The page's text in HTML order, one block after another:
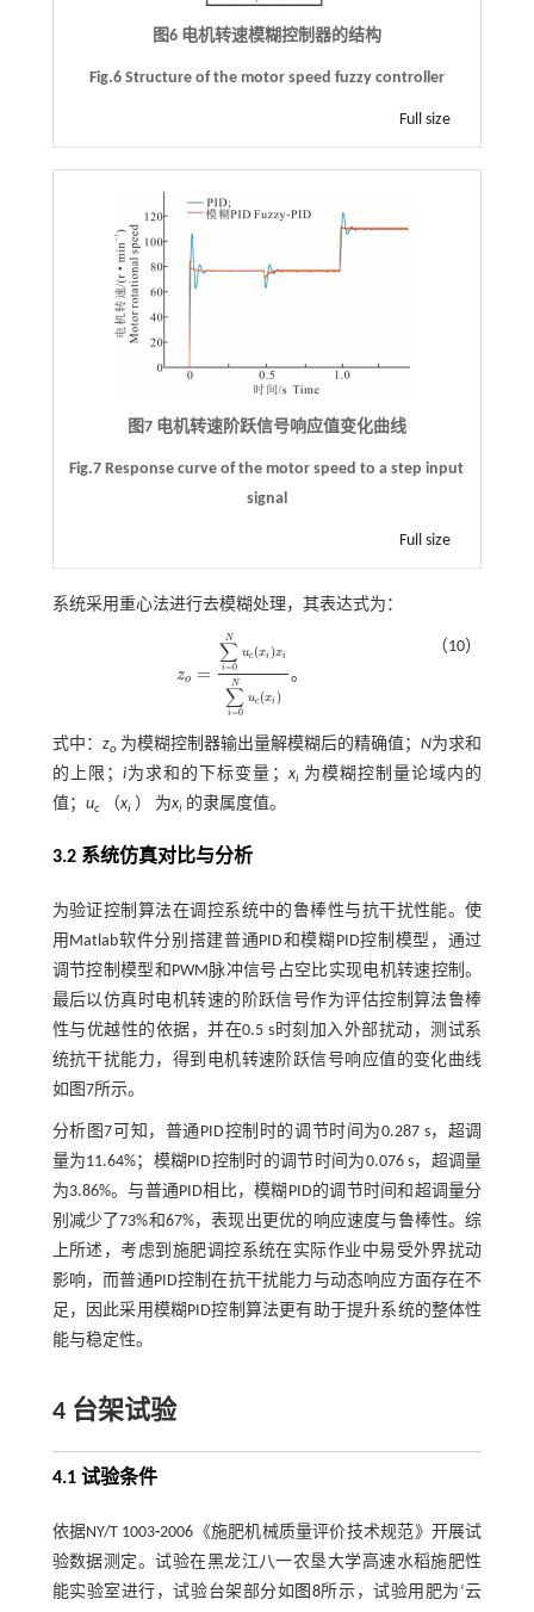
图6 电机转速模糊控制器的结构
Fig.6 Structure of the motor speed fuzzy controller
Full size
图7 电机转速阶跃信号响应值变化曲线
Fig.7 Response curve of the motor speed to a step input
signal
Full size
系统采用重心法进行去模糊处理，其表达式为：
zo =
∑
i=0
N
uc (xi)xi
∑
i=0
N
uc (xi)
。
zo =∑i N =
（10）
式中： zo为模糊控制器输出量解模糊后的精确值；N为求和
的上限； i为求和的下标变量； xi为模糊控制量论域内的
值； uc（xi） 为xi的隶属度值。
3.2 系统仿真对比与分析
为验证控制算法在调控系统中的鲁棒性与抗干扰性能。使
用Matlab软件分别搭建普通PID和模糊PID控制模型，通过
调节控制模型和PWM脉冲信号占空比实现电机转速控制。
最后以仿真时电机转速的阶跃信号作为评估控制算法鲁棒
性与优越性的依据，并在0.5 s时刻加入外部扰动，测试系
统抗干扰能力，得到电机转速阶跃信号响应值的变化曲线
如图7所示。
分析图7可知，普通PID控制时的调节时间为0.287 s，超调
量为11.64%；模糊PID控制时的调节时间为0.076 s，超调量
为3.86%。与普通PID相比，模糊PID的调节时间和超调量分
别减少了73%和67%，表现出更优的响应速度与鲁棒性。综
上所述，考虑到施肥调控系统在实际作业中易受外界扰动
影响，而普通PID控制在抗干扰能力与动态响应方面存在不
足，因此采用模糊PID控制算法更有助于提升系统的整体性
能与稳定性。
4 台架试验
4.1 试验条件
依据NY/T 1003-2006《施肥机械质量评价技术规范》开展试
验数据测定。试验在黑龙江八一农垦大学高速水稻施肥性
能实验室进行，试验台架部分如 图8所示，试验用肥为‘云